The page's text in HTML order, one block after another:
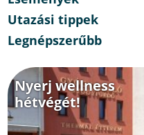
Utazási tippek
Legnépszerűbb
Nyerj wellness
hétvégét!